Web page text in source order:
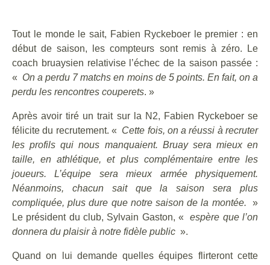
Tout le monde le sait, Fabien Ryckeboer le premier : en
début de saison, les compteurs sont remis à zéro. Le
coach bruaysien relativise l’échec de la saison passée :
« On a perdu 7 matchs en moins de 5 points. En fait, on a
perdu les rencontres couperets. »
Après avoir tiré un trait sur la N2, Fabien Ryckeboer se
félicite du recrutement. « Cette fois, on a réussi à recruter
les profils qui nous manquaient. Bruay sera mieux en
taille, en athlétique, et plus complémentaire entre les
joueurs. L’équipe sera mieux armée physiquement.
Néanmoins, chacun sait que la saison sera plus
compliquée, plus dure que notre saison de la montée. »
Le président du club, Sylvain Gaston, «espère que l’on
donnera du plaisir à notre fidèle public ».
Quand on lui demande quelles équipes flirteront cette